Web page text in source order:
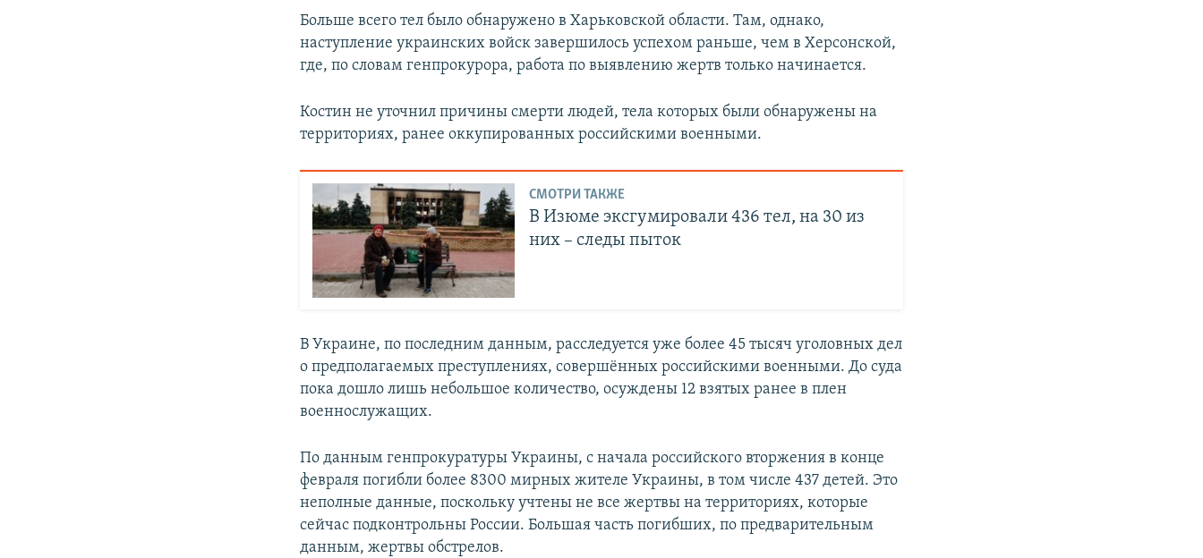
Больше всего тел было обнаружено в Харьковской области. Там, однако,
наступление украинских войск завершилось успехом раньше, чем в Херсонской,
где, по словам генпрокурора, работа по выявлению жертв только начинается.
Костин не уточнил причины смерти людей, тела которых были обнаружены на
территориях, ранее оккупированных российскими военными.
СМОТРИ ТАКЖЕ
В Изюме эксгумировали 436 тел, на 30 из
них – следы пыток
В Украине, по последним данным, расследуется уже более 45 тысяч уголовных дел
о предполагаемых преступлениях, совершённых российскими военными. До суда
пока дошло лишь небольшое количество, осуждены 12 взятых ранее в плен
военнослужащих.
По данным генпрокуратуры Украины, с начала российского вторжения в конце
февраля погибли более 8300 мирных жителе Украины, в том числе 437 детей. Это
неполные данные, поскольку учтены не все жертвы на территориях, которые
сейчас подконтрольны России. Большая часть погибших, по предварительным
данным, жертвы обстрелов.